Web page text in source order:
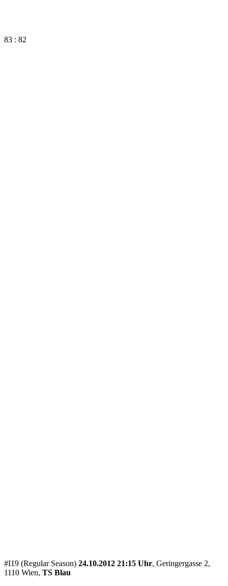
83 : 82
#I19 (Regular Season) 24.10.2012 21:15 Uhr, Geringergasse 2,
1110 Wien, TS Blau